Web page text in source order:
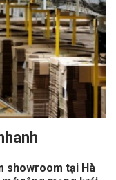
showroom tại Hà